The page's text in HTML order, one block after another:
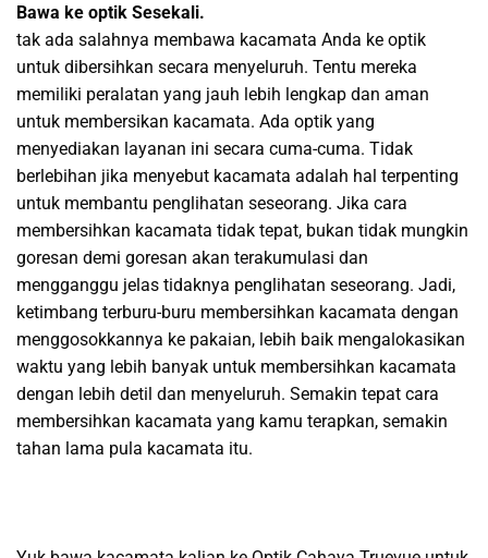
Bawa ke optik Sesekali.
tak ada salahnya membawa kacamata Anda ke optik
untuk dibersihkan secara menyeluruh. Tentu mereka
memiliki peralatan yang jauh lebih lengkap dan aman
untuk membersikan kacamata. Ada optik yang
menyediakan layanan ini secara cuma-cuma. Tidak
berlebihan jika menyebut kacamata adalah hal terpenting
untuk membantu penglihatan seseorang. Jika cara
membersihkan kacamata tidak tepat, bukan tidak mungkin
goresan demi goresan akan terakumulasi dan
mengganggu jelas tidaknya penglihatan seseorang. Jadi,
ketimbang terburu-buru membersihkan kacamata dengan
menggosokkannya ke pakaian, lebih baik mengalokasikan
waktu yang lebih banyak untuk membersihkan kacamata
dengan lebih detil dan menyeluruh. Semakin tepat cara
membersihkan kacamata yang kamu terapkan, semakin
tahan lama pula kacamata itu.